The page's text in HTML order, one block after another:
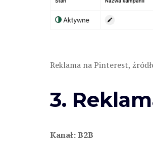
Reklama na Pinterest,
3.
Kanał: B2B